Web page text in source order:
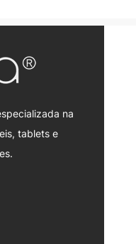
na
tablets e